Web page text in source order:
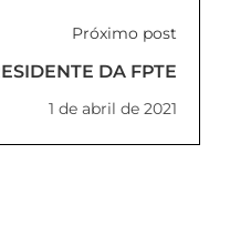
Próximo post
DA FPTE
1 de abril de 2021